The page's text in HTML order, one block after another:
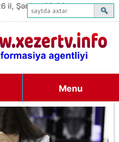
il, Şənbə, 02:28
Menu